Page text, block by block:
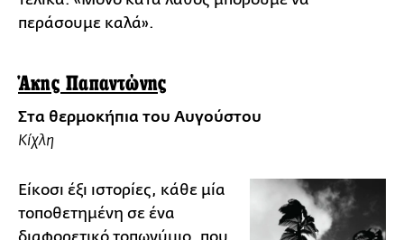
περάσουμε καλά».
Άκης Παπαντώνης
Στα θερμοκήπια του Αυγούστου
Κίχλη
Είκοσι έξι ιστορίες, κάθε μία
τοποθετημένη σε ένα